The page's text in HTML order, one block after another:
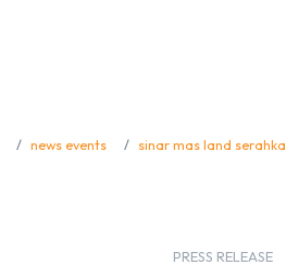
news events sinar mas land
PRESS RELEASE